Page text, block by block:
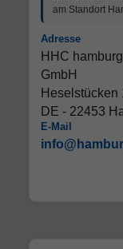
am Standort
Adresse
HHC
GmbH
Heselstücken
DE - 22453
E-Mail